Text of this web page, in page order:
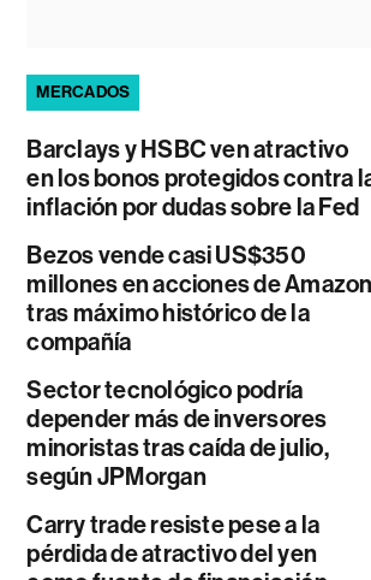
MERCADOS
Barclays y HSBC ven atractivo
en los bonos protegidos contra
inflación por dudas sobre la Fed
Bezos vende casi US$350
millones en acciones de Amazon
tras máximo histórico de la
compañía
Sector tecnológico podría
depender más de inversores
minoristas tras caída de julio,
según JPMorgan
Carry trade resiste pese a la
pérdida de atractivo del yen